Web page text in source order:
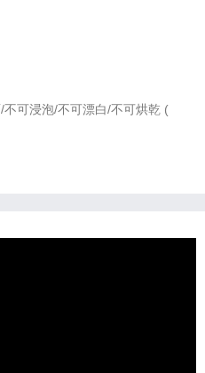
不可浸泡/不可漂白/不可烘乾 (